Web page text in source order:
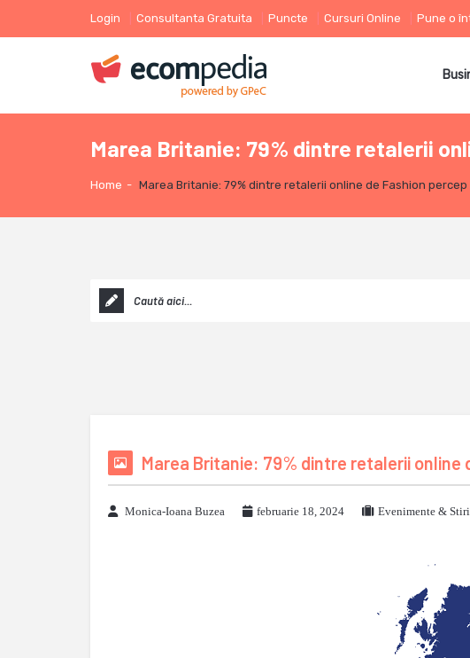
Login Consultanta Gratuita Puncte Cursuri Online Pune o
Marea Britanie: 79% dintre retalerii
Home - Marea Britanie: 79% dintre retalerii online de Fashion
Marea Britanie: 79% dintre retalerii
Monica-Ioana Buzea februarie 18, 2024 Evenimente & Stiri